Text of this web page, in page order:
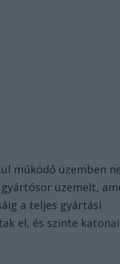
működő üzemben
üzemelt,
a teljes gyártási
el, és szinte